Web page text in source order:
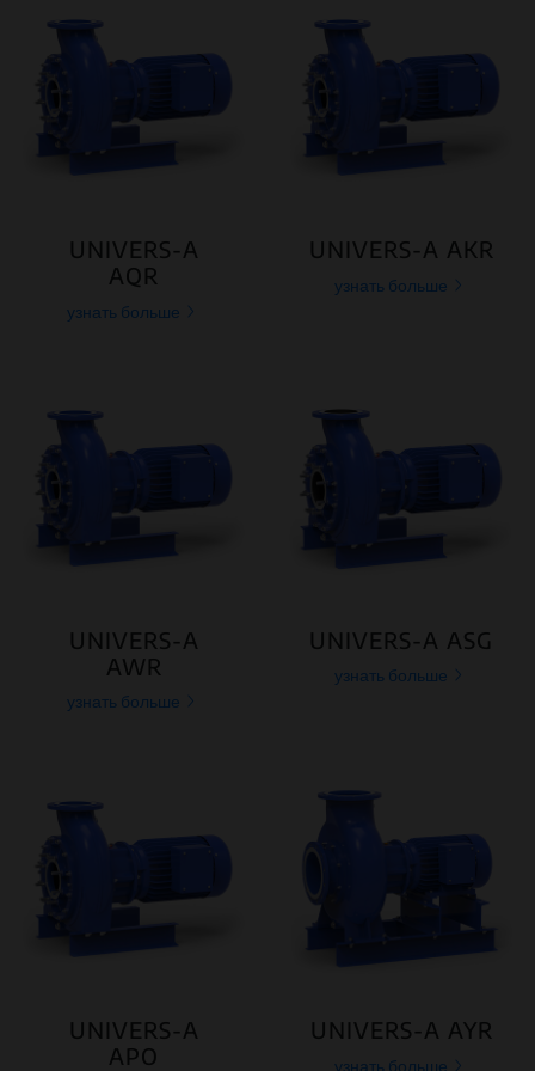
UNIVERS-A
AQR
узнать больше
UNIVERS-A AKR
узнать больше
UNIVERS-A
AWR
узнать больше
UNIVERS-A ASG
узнать больше
UNIVERS-A
APO
UNIVERS-A AYR
узнать больше